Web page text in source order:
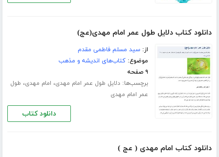
دانلود کتاب دلایل طول عمر امام مهدی(عج)
از:سید مسلم فاطمی مقدم
موضوع:کتاب‌های اندیشه و مذهب
۹ صفحه
برچسب‌ها:دلایل طول عمر امام مهدی، امام مهدی، طول
عمر امام مهدی
دانلود کتاب
دانلود کتاب امام مهدی ( عج )